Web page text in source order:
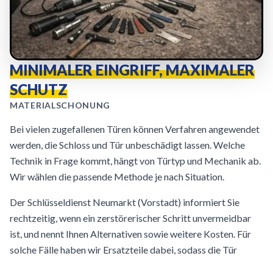
MINIMALER EINGRIFF, MAXIMALER
SCHUTZ
MATERIALSCHONUNG
Bei vielen zugefallenen Türen können Verfahren angewendet
werden, die Schloss und Tür unbeschädigt lassen. Welche
Technik in Frage kommt, hängt von Türtyp und Mechanik ab.
Wir wählen die passende Methode je nach Situation.
Der Schlüsseldienst Neumarkt (Vorstadt) informiert Sie
rechtzeitig, wenn ein zerstörerischer Schritt unvermeidbar
ist, und nennt Ihnen Alternativen sowie weitere Kosten. Für
solche Fälle haben wir Ersatzteile dabei, sodass die Tür